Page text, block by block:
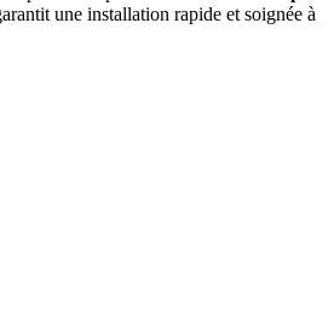
une installation rapide et soignée à